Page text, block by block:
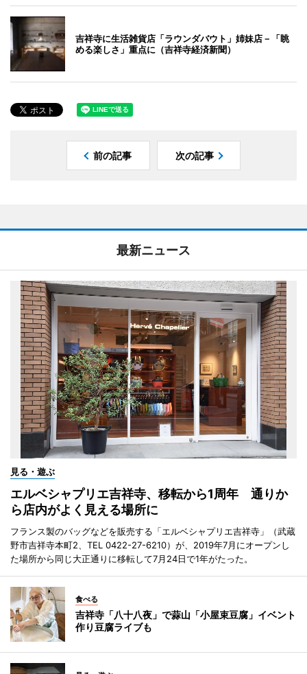
吉祥寺に生活雑貨店「ラウンダバウト」姉妹店－「眺
める楽しさ」重点に（吉祥寺経済新聞）
前の記事 次の記事
最新ニュース
見る・遊ぶ
エルベシャプリエ吉祥寺、移転から1周年 通りか
ら店内がよく見える場所に
フランス製のバッグなどを販売する「エルベシャプリエ吉祥寺」（武蔵
野市吉祥寺本町2、TEL 0422-27-6210）が、2019年7月にオープンし
た場所から同じ大正通りに移転して7月24日で1年がたった。
食べる
吉祥寺「八十八夜」で蒜山「小屋束豆腐」イベント
作り豆腐ライブも